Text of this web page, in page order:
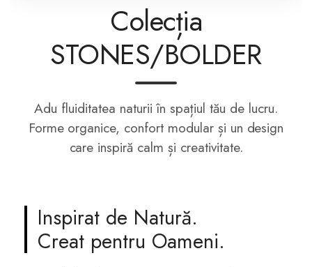
Colecția
STONES/BOLDER
Adu fluiditatea naturii în spațiul tău de lucru.
Forme organice, confort modular și un design
care inspiră calm și creativitate.
Inspirat de Natură.
Creat pentru Oameni.